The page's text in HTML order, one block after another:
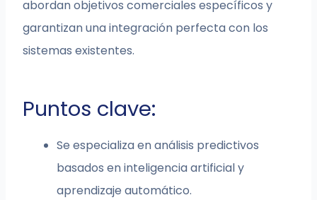
abordan objetivos comerciales específicos y
garantizan una integración perfecta con los
sistemas existentes.
Puntos clave:
Se especializa en análisis predictivos
basados en inteligencia artificial y
aprendizaje automático.